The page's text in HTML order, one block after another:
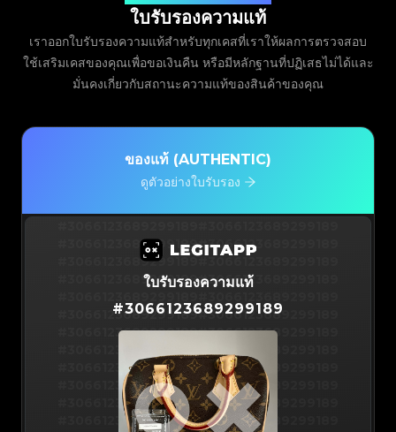
ใบรับรองความแท้
เราออกใบรับรองความแท้สำหรับทุกเคสที่เราให้ผลการตรวจสอบ
ใช้เสริมเคสของคุณเพื่อขอเงินคืน หรือมีหลักฐานที่ปฏิเสธไม่ได้และ
มั่นคงเกี่ยวกับสถานะความแท้ของสินค้าของคุณ
ของแท้ (AUTHENTIC)
ดูตัวอย่างใบรับรอง
#3066123689299189#3066123689299189
#3066123689299189#3066123689299189
#3066123689299189#3066123689299189
#3066123689299189#3066123689299189
#3066123689299189#3066123689299189
#3066123689299189#3066123689299189
#3066123689299189#3066123689299189
#3066123689299189#3066123689299189
#3066123689299189#3066123689299189
ใบรับรองความแท้
#3066123689299189